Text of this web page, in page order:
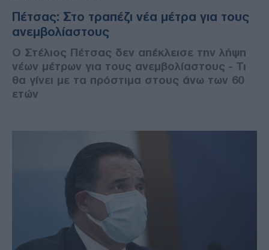
Πέτσας: Στο τραπέζι νέα μέτρα για τους
ανεμβολίαστους
Ο Στέλιος Πέτσας δεν απέκλεισε την λήψη
νέων μέτρων για τους ανεμβολίαστους - Τι
θα γίνει με τα πρόστιμα στους άνω των 60
ετών